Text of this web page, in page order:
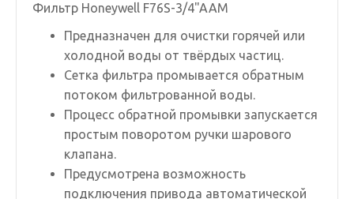
Фильтр Honeywell F76S-3/4"AAM
Предназначен для очистки горячей или
холодной воды от твёрдых частиц.
Сетка фильтра промывается обратным
потоком фильтрованной воды.
Процесс обратной промывки запускается
простым поворотом ручки шарового
клапана.
Предусмотрена возможность
подключения привода автоматической